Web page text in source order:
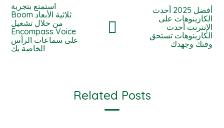
استمتع بتجربة
Boom ثلاثية الأبعاد
من خلال تشغيل
Encompass Voice
على سماعات الرأس
الخاصة بك
أفضل 2025 أحدث
الكازينوهات على
الإنترنت أحدث
الكازينوهات تستحق
وقتك وجهدك
Related Posts